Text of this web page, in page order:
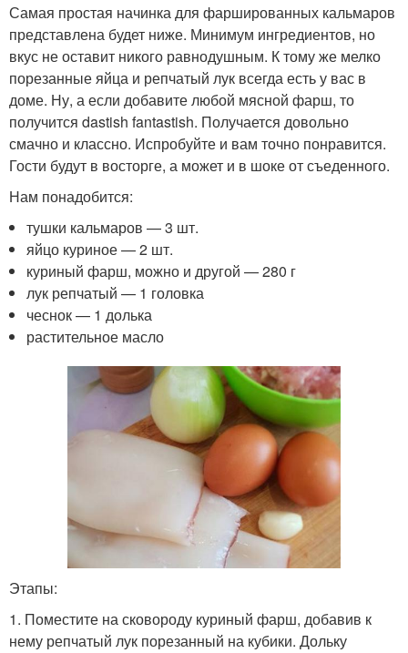
Самая простая начинка для фаршированных кальмаров
представлена будет ниже. Минимум ингредиентов, но
вкус не оставит никого равнодушным. К тому же мелко
порезанные яйца и репчатый лук всегда есть у вас в
доме. Ну, а если добавите любой мясной фарш, то
получится dastish fantastish. Получается довольно
смачно и классно. Испробуйте и вам точно понравится.
Гости будут в восторге, а может и в шоке от съеденного.
Нам понадобится:
тушки кальмаров — 3 шт.
яйцо куриное — 2 шт.
куриный фарш, можно и другой — 280 г
лук репчатый — 1 головка
чеснок — 1 долька
растительное масло
Этапы:
1. Поместите на сковороду куриный фарш, добавив к
нему репчатый лук порезанный на кубики. Дольку